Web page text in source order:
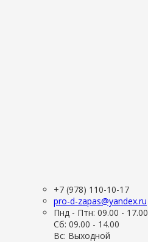
+7 (978) 110-10-17
pro-d-zapas@yandex.ru
Пнд - Птн: 09.00 - 17.00
Сб: 09.00 - 14.00
Вс: Выходной